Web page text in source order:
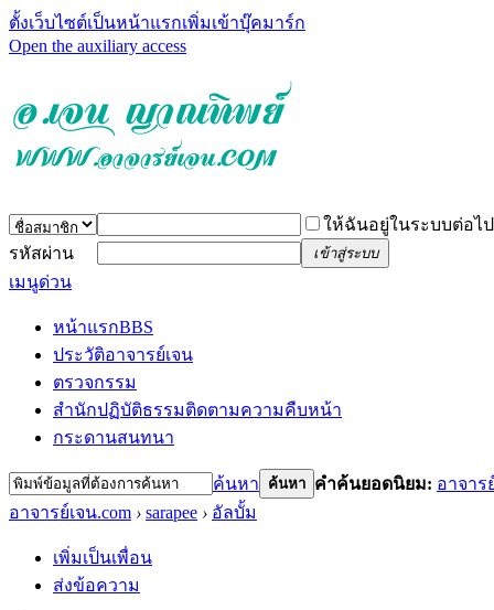
ตั้งเว็บไซต์เป็นหน้าแรกเพิ่มเข้าบุ๊คมาร์ก
Open the auxiliary access
ให้ฉันอยู่ในระบบต่อไป
รหัสผ่าน
เข้าสู่ระบบ
เมนูด่วน
หน้าแรกBBS
ประวัติอาจารย์เจน
ตรวจกรรม
สำนักปฏิบัติธรรมติดตามความคืบหน้า
กระดานสนทนา
ค้นหา ค้นหา คำค้นยอดนิยม: อาจาร
อาจารย์เจน.com › sarapee › อัลบั้ม
เพิ่มเป็นเพื่อน
ส่งข้อความ